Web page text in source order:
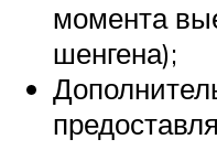
момента
шенгена);